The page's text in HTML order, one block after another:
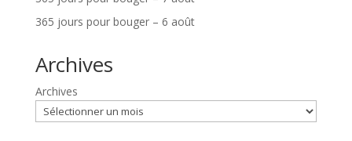
365 jours pour bouger – 6 août
Archives
Archives